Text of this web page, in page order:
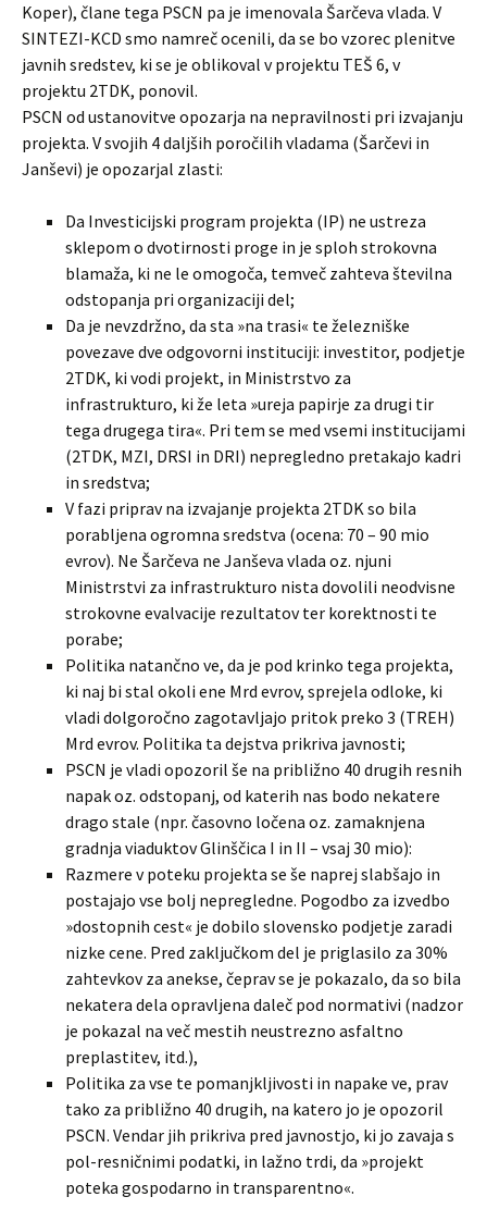
Koper), člane tega PSCN pa je imenovala Šarčeva vlada. V
SINTEZI-KCD smo namreč ocenili, da se bo vzorec plenitve
javnih sredstev, ki se je oblikoval v projektu TEŠ 6, v
projektu 2TDK, ponovil.
PSCN od ustanovitve opozarja na nepravilnosti pri izvajanju
projekta. V svojih 4 daljših poročilih vladama (Šarčevi in
Janševi) je opozarjal zlasti:
Da Investicijski program projekta (IP) ne ustreza
sklepom o dvotirnosti proge in je sploh strokovna
blamaža, ki ne le omogoča, temveč zahteva številna
odstopanja pri organizaciji del;
Da je nevzdržno, da sta »na trasi« te železniške
povezave dve odgovorni instituciji: investitor, podjetje
2TDK, ki vodi projekt, in Ministrstvo za
infrastrukturo, ki že leta »ureja papirje za drugi tir
tega drugega tira«. Pri tem se med vsemi institucijami
(2TDK, MZI, DRSI in DRI) nepregledno pretakajo kadri
in sredstva;
V fazi priprav na izvajanje projekta 2TDK so bila
porabljena ogromna sredstva (ocena: 70 – 90 mio
evrov). Ne Šarčeva ne Janševa vlada oz. njuni
Ministrstvi za infrastrukturo nista dovolili neodvisne
strokovne evalvacije rezultatov ter korektnosti te
porabe;
Politika natančno ve, da je pod krinko tega projekta,
ki naj bi stal okoli ene Mrd evrov, sprejela odloke, ki
vladi dolgoročno zagotavljajo pritok preko 3 (TREH)
Mrd evrov. Politika ta dejstva prikriva javnosti;
PSCN je vladi opozoril še na približno 40 drugih resnih
napak oz. odstopanj, od katerih nas bodo nekatere
drago stale (npr. časovno ločena oz. zamaknjena
gradnja viaduktov Glinščica I in II – vsaj 30 mio):
Razmere v poteku projekta se še naprej slabšajo in
postajajo vse bolj nepregledne. Pogodbo za izvedbo
»dostopnih cest« je dobilo slovensko podjetje zaradi
nizke cene. Pred zaključkom del je priglasilo za 30%
zahtevkov za anekse, čeprav se je pokazalo, da so bila
nekatera dela opravljena daleč pod normativi (nadzor
je pokazal na več mestih neustrezno asfaltno
preplastitev, itd.),
Politika za vse te pomanjkljivosti in napake ve, prav
tako za približno 40 drugih, na katero jo je opozoril
PSCN. Vendar jih prikriva pred javnostjo, ki jo zavaja s
pol-resničnimi podatki, in lažno trdi, da »projekt
poteka gospodarno in transparentno«.